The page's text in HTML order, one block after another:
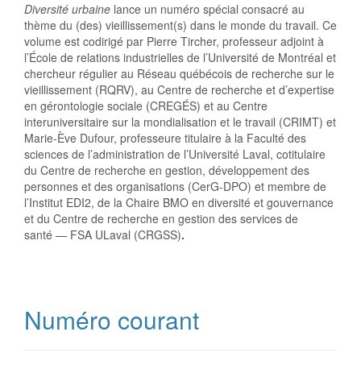
Diversité urbaine lance un numéro spécial consacré au
thème du (des) vieillissement(s) dans le monde du travail. Ce
volume est codirigé par Pierre Tircher, professeur adjoint à
l’École de relations industrielles de l’Université de Montréal et
chercheur régulier au Réseau québécois de recherche sur le
vieillissement (RQRV), au Centre de recherche et d’expertise
en gérontologie sociale (CREGÉS) et au Centre
interuniversitaire sur la mondialisation et le travail (CRIMT) et
Marie-Ève Dufour, professeure titulaire à la Faculté des
sciences de l’administration de l’Université Laval, cotitulaire
du Centre de recherche en gestion, développement des
personnes et des organisations (CerG-DPO) et membre de
l’Institut EDI2, de la Chaire BMO en diversité et gouvernance
et du Centre de recherche en gestion des services de
santé — FSA ULaval (CRGSS).
Numéro courant